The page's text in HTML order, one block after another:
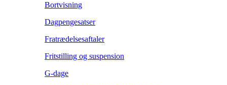
Bortvisning
Dagpengesatser
Fratrædelsesaftaler
Fritstilling og suspension
G-dage